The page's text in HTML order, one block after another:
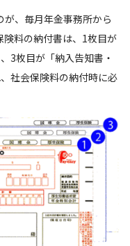
、毎月年金事務所から
料の納付書は、1枚目が
3枚目が「納入告知書・
社会保険料の納付時に必